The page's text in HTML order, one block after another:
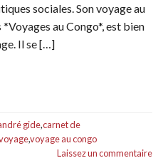
sociales. Son voyage au
au Congo*, est bien
Il se […]
gide,carnet de
,voyage au congo
Laissez un commentaire